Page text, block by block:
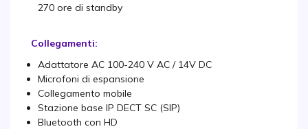
270 ore di standby
Collegamenti:
Adattatore AC 100-240 V AC / 14V DC
Microfoni di espansione
Collegamento mobile
Stazione base IP DECT SC (SIP)
Bluetooth con HD